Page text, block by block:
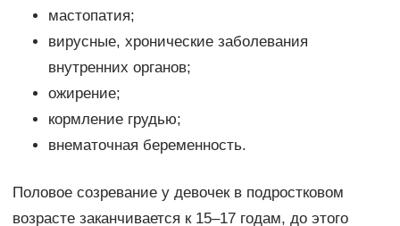
мастопатия;
вирусные, хронические заболевания
внутренних органов;
ожирение;
кормление грудью;
внематочная беременность.
Половое созревание у девочек в подростковом
возрасте заканчивается к 15–17 годам, до этого